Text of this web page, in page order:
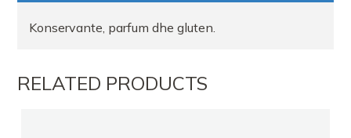
Konservante, parfum dhe gluten.
RELATED PRODUCTS